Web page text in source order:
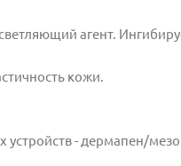
агент.
кожи.
устройств - дермапен/